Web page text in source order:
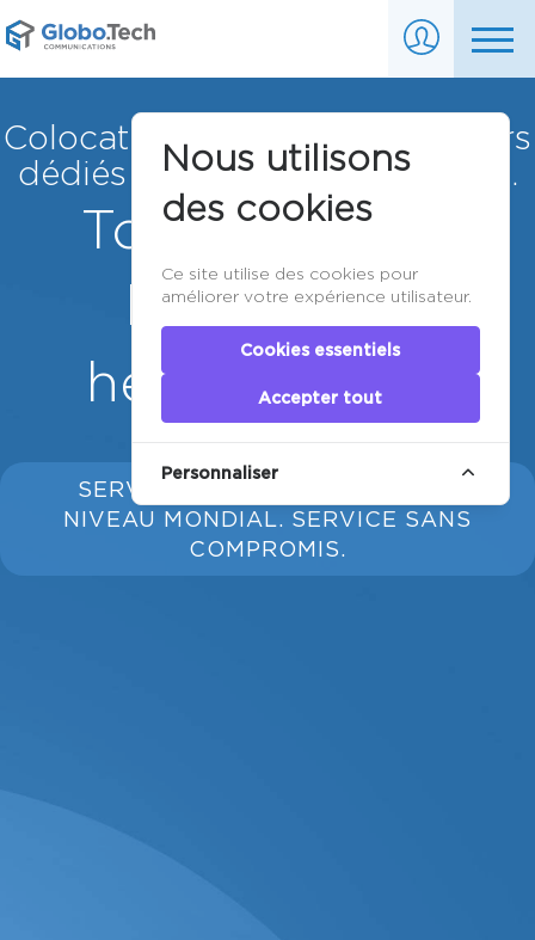
Colocation de serveurs, serveurs
dédiés et VPS Cloud canadien.
Tout pour vos
besoins en
hébergement
SERVICES D'HÉBERGEMENT DE
NIVEAU MONDIAL. SERVICE SANS
COMPROMIS.
Nous utilisons
des cookies
Ce site utilise des cookies pour
améliorer votre expérience utilisateur.
Cookies essentiels
Accepter tout
Personnaliser